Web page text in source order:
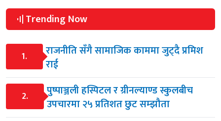
Trending Now
1.
राजनीति सँगै सामाजिक काममा जुट्दै प्रमिश
राई
2.
पुष्पाञ्जली हस्पिटल र ग्रीनल्याण्ड स्कुलबीच
उपचारमा २५ प्रतिशत छुट सम्झौता